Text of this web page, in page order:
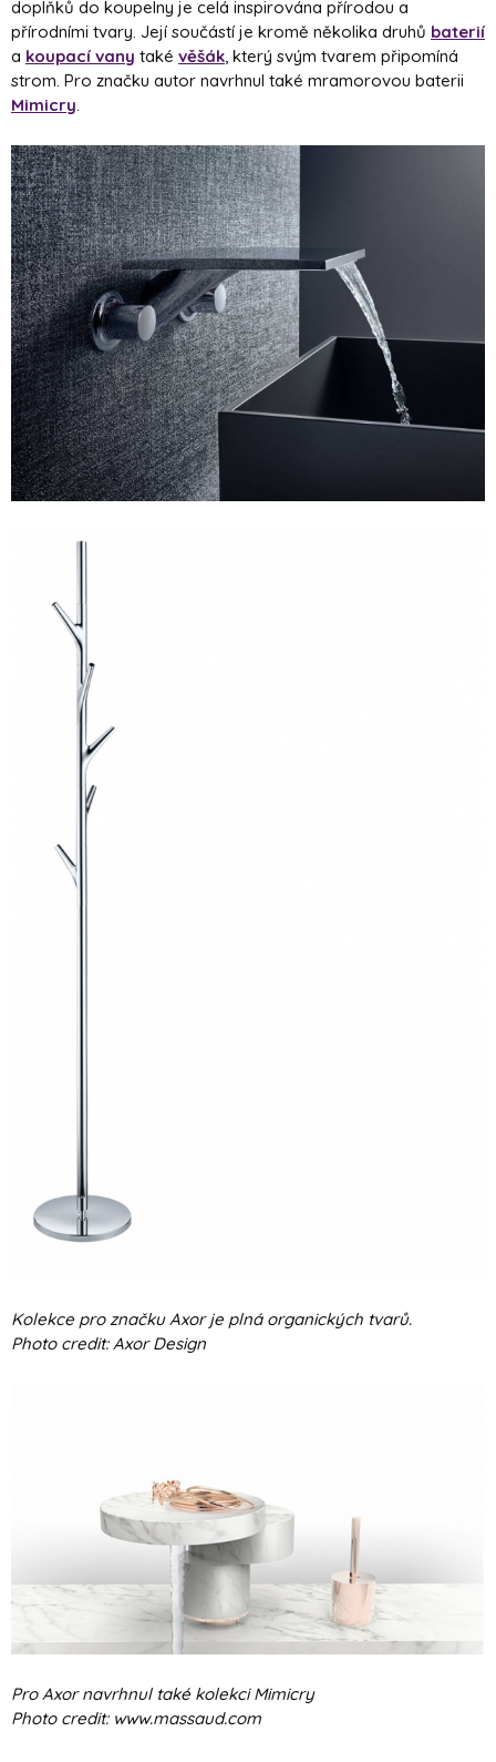
doplňků do koupelny je celá inspirována přírodou a
přírodními tvary. Její součástí je kromě několika druhů baterií
a koupací vany také věšák, který svým tvarem připomíná
strom. Pro značku autor navrhnul také mramorovou baterii
Mimicry.
Kolekce pro značku Axor je plná organických tvarů.
Photo credit: Axor Design
Pro Axor navrhnul také kolekci Mimicry
Photo credit: www.massaud.com